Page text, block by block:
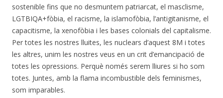
sostenible fins que no desmuntem patriarcat, el masclisme,
LGTBIQA+fòbia, el racisme, la islamofòbia, l’antigitanisme, el
capacitisme, la xenofòbia i les bases colonials del capitalisme.
Per totes les nostres lluites, les nuclears d’aquest 8M i totes
les altres, unim les nostres veus en un crit d’emancipació de
totes les opressions. Perquè només serem lliures si ho som
totes. Juntes, amb la flama incombustible dels feminismes,
som imparables.